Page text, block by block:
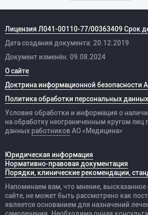
Лицензия Л041-00110-77/00363409 Срок
Дата создания документа: 20.12.2019
Документ изменён: 09.08.2024
О сайте
Доктрина информационной безопасности
Политика обработки персональных
Условия обработки и информация о
на обработку неограниченным кругом лиц
данных работников АО «Медицина»
Юридическая информация
Нормативно-правовая документация
Порядки, клинические рекомендации,
Напоминаем вам, что мнение, высказанное
сайте, не может быть рассмотрено как
является основанием для назначений